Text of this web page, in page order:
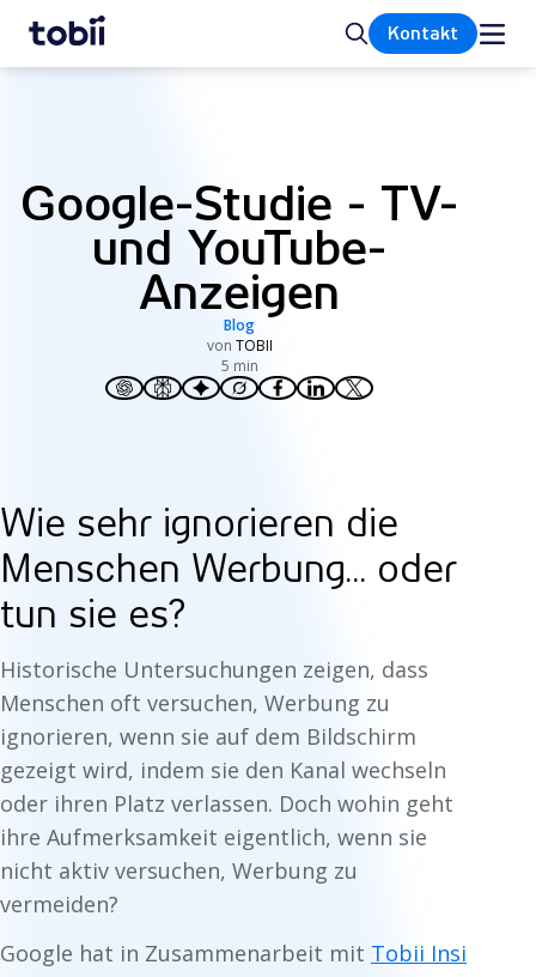
Startseite SucheKontakt
Google-Studie - TV-
und YouTube-
Anzeigen
Blog
von TOBII
5 min
Wie sehr ignorieren die
Menschen Werbung... oder
tun sie es?
Historische Untersuchungen zeigen, dass
Menschen oft versuchen, Werbung zu
ignorieren, wenn sie auf dem Bildschirm
gezeigt wird, indem sie den Kanal wechseln
oder ihren Platz verlassen. Doch wohin geht
ihre Aufmerksamkeit eigentlich, wenn sie
nicht aktiv versuchen, Werbung zu
vermeiden?
Google hat in Zusammenarbeit mit Tobii Insi